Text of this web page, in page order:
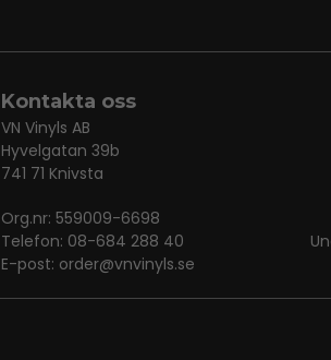
Kontakta oss
VN Vinyls AB
Hyvelgatan 39b
741 71 Knivsta
Org.nr: 559009-6698
Telefon: 08-684 288 40
E-post: order@vnvinyls.se